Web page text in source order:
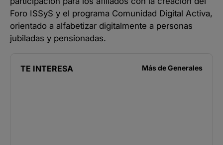
Foro ISSyS y el programa Comunidad Digital Activa,
orientado a alfabetizar digitalmente a personas
jubiladas y pensionadas.
TE INTERESA Más deGenerales